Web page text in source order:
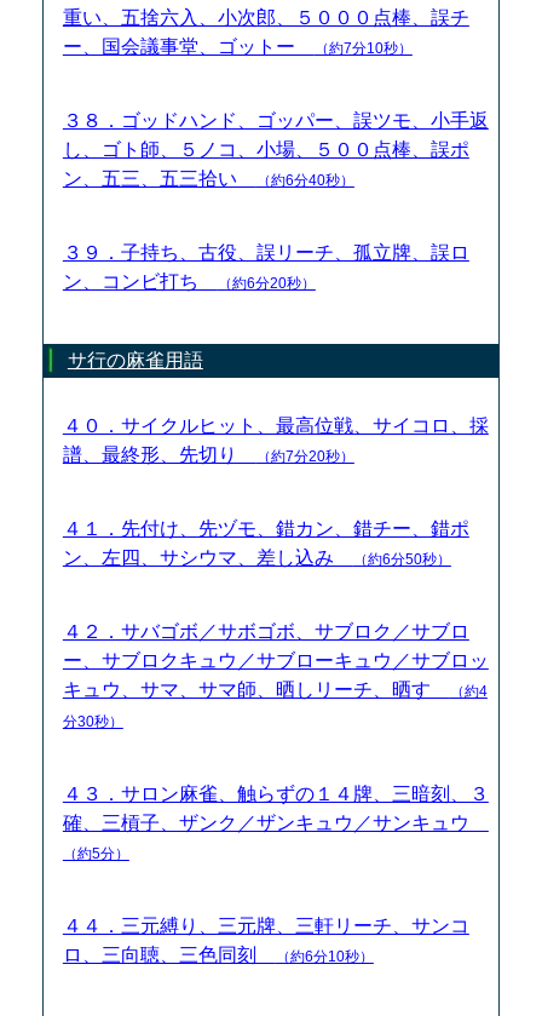
重い、五捨六入、小次郎、５０００点棒、誤チ
ー、国会議事堂、ゴットー
（約7分10秒）
３８．ゴッドハンド、ゴッパー、誤ツモ、小手返
し、ゴト師、５ノコ、小場、５００点棒、誤ポ
ン、五三、五三拾い
（約6分40秒）
３９．子持ち、古役、誤リーチ、孤立牌、誤ロ
ン、コンビ打ち
（約6分20秒）
サ行の麻雀用語
４０．サイクルヒット、最高位戦、サイコロ、採
譜、最終形、先切り
（約7分20秒）
４１．先付け、先ヅモ、錯カン、錯チー、錯ポ
ン、左四、サシウマ、差し込み
（約6分50秒）
４２．サバゴボ／サボゴボ、サブロク／サブロ
ー、サブロクキュウ／サブローキュウ／サブロッ
キュウ、サマ、サマ師、晒しリーチ、晒す
（約4
分30秒）
４３．サロン麻雀、触らずの１４牌、三暗刻、３
確、三槓子、ザンク／ザンキュウ／サンキュウ
（約5分）
４４．三元縛り、三元牌、三軒リーチ、サンコ
ロ、三向聴、三色同刻
（約6分10秒）